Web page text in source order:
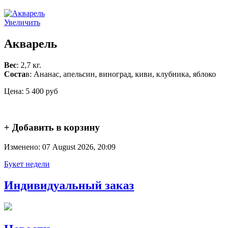
Увеличить
Акварель
Вес: 2,7 кг.
Состав: Ананас, апельсин, виноград, киви, клубника, яблоко
Цена: 5 400 руб
+ Добавить в корзину
Изменено: 07 August 2026, 20:09
Букет недели
Индивидуальный заказ